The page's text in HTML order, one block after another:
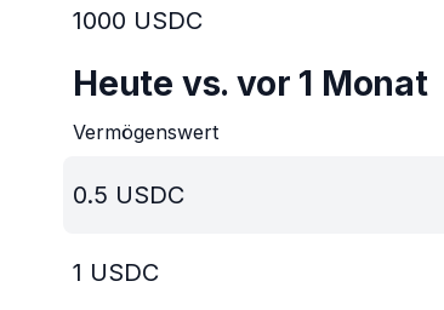
1000 USDC
Heute vs. vor 1 Monat
Vermögenswert
0.5 USDC
1 USDC